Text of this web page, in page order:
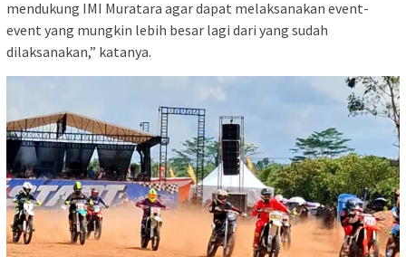
mendukung IMI Muratara agar dapat melaksanakan event-
event yang mungkin lebih besar lagi dari yang sudah
dilaksanakan,” katanya.